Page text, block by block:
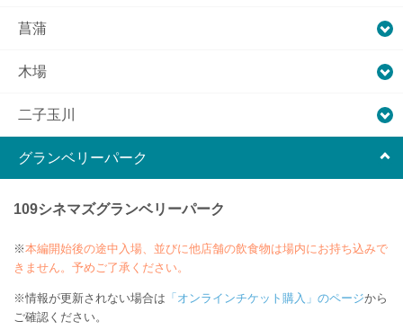
菖蒲
木場
二子玉川
グランベリーパーク
109シネマズグランベリーパーク
※本編開始後の途中入場、並びに他店舗の飲食物は場内にお持ち込みで
きません。予めご了承ください。
※情報が更新されない場合は 「オンラインチケット購入」のページから
ご確認ください。